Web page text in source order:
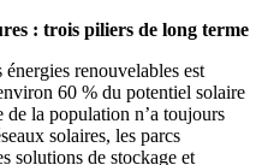
: trois piliers de long terme
renouvelables est
60 % du potentiel solaire
la population n’a toujours
solaires, les parcs
solutions de stockage et